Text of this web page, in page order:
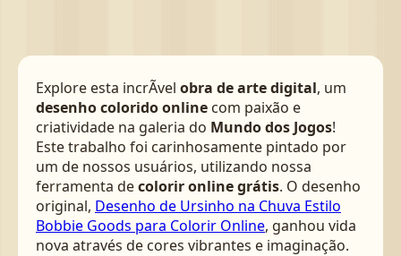
Explore esta incrÃ­vel obra de arte digital, um
desenho colorido online com paixão e
criatividade na galeria do Mundo dos Jogos!
Este trabalho foi carinhosamente pintado por
um de nossos usuários, utilizando nossa
ferramenta decolorir online grátis. O desenho
original, Desenho de Ursinho na Chuva Estilo
Bobbie Goods para Colorir Online, ganhou vida
nova através de cores vibrantes e imaginação.